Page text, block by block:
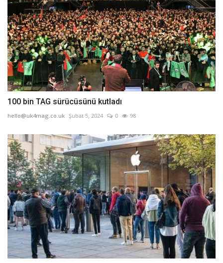
100 bin TAG sürücüsünü kutladı
hello@uk4mag.co.uk Şubat 5, 2024 0 98